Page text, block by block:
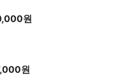
원
원